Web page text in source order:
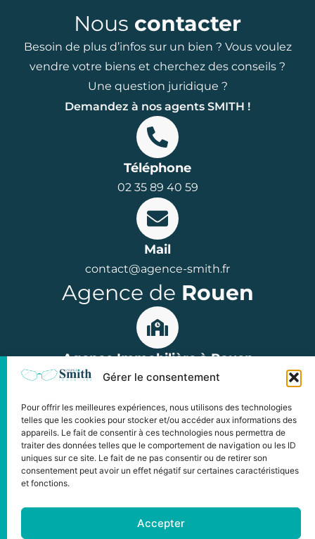
Gérer le consentement
Pour offrir les meilleures expériences, nous utilisons des technologies
telles que les cookies pour stocker et/ou accéder aux informations des
appareils. Le fait de consentir à ces technologies nous permettra de
traiter des données telles que le comportement de navigation ou les ID
uniques sur ce site. Le fait de ne pas consentir ou de retirer son
consentement peut avoir un effet négatif sur certaines caractéristiques
et fonctions.
Accepter
Nous contacter
Besoin de plus d’infos sur un bien ? Vous voulez
vendre votre biens et cherchez des conseils ?
Une question juridique ?
Demandez à nos agents SMITH !
Téléphone
02 35 89 40 59
Mail
contact@agence-smith.fr
Agence de Rouen
Agence Immobilière à Rouen
15 rue Jean Lecanuet, 76000 Rouen
Horaires : du lundi au vendredi
de 9h à 12h et de 14h à 18h00
©2024 Copyright L'Agence Smith